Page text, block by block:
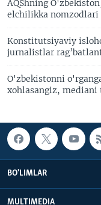
AQShning
elchilikka nomzodlari
Konstitutsiyaviy
jurnalistlar
O'zbekistonni
xohlasangiz, mediani
BO'LIMLAR
MULTIMEDIA